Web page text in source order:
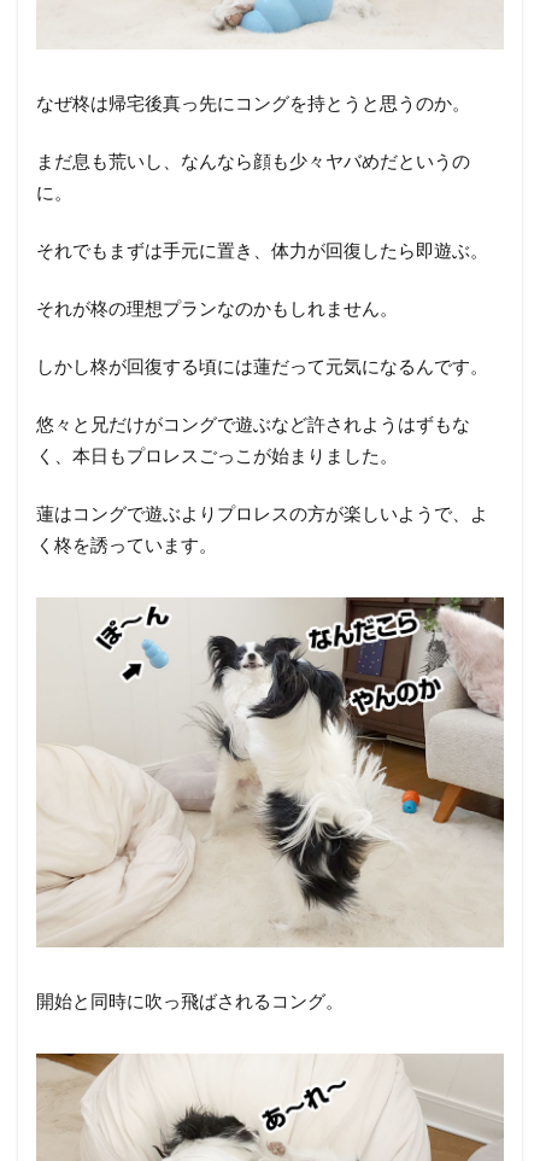
なぜ柊は帰宅後真っ先にコングを持とうと思うのか。
まだ息も荒いし、なんなら顔も少々ヤバめだというの
に。
それでもまずは手元に置き、体力が回復したら即遊ぶ。
それが柊の理想プランなのかもしれません。
しかし柊が回復する頃には蓮だって元気になるんです。
悠々と兄だけがコングで遊ぶなど許されようはずもな
く、本日もプロレスごっこが始まりました。
蓮はコングで遊ぶよりプロレスの方が楽しいようで、よ
く柊を誘っています。
開始と同時に吹っ飛ばされるコング。